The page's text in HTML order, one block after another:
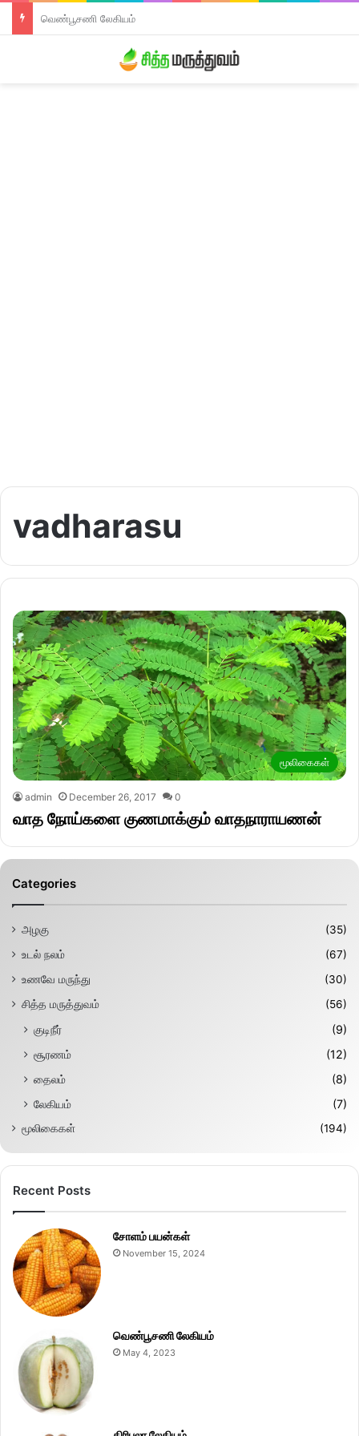
திரிபலா லேகியம்
vadharasu
மூலிகைகள்
admin December 26, 2017 0
வாத நோய்களை குணமாக்கும் வாதநாராயணன்
Categories
அழகு
(35)
உடல் நலம்
(67)
உணவே மருந்து
(30)
சித்த மருத்துவம்
(56)
குடிநீர்
(9)
சூரணம்
(12)
தைலம்
(8)
லேகியம்
(7)
மூலிகைகள் (194)
Recent Posts
சோளம் பயன்கள்
November 15, 2024
வெண்பூசணி லேகியம்
May 4, 2023